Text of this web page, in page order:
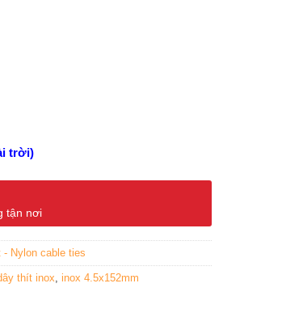
trời)
tận nơi
Nylon cable ties
thít inox, inox 4.5x152mm